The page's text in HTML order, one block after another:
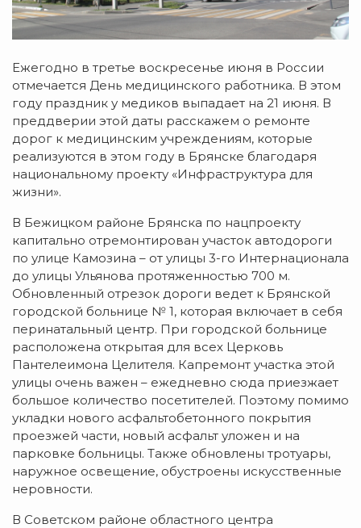
Ежегодно в третье воскресенье июня в России
отмечается День медицинского работника. В этом
году праздник у медиков выпадает на 21 июня. В
преддверии этой даты расскажем о ремонте
дорог к медицинским учреждениям, которые
реализуются в этом году в Брянске благодаря
национальному проекту «Инфраструктура для
жизни».
В Бежицком районе Брянска по нацпроекту
капитально отремонтирован участок автодороги
по улице Камозина – от улицы 3-го Интернационала
до улицы Ульянова протяженностью 700 м.
Обновленный отрезок дороги ведет к Брянской
городской больнице № 1, которая включает в себя
перинатальный центр. При городской больнице
расположена открытая для всех Церковь
Пантелеимона Целителя. Капремонт участка этой
улицы очень важен – ежедневно сюда приезжает
большое количество посетителей. Поэтому помимо
укладки нового асфальтобетонного покрытия
проезжей части, новый асфальт уложен и на
парковке больницы. Также обновлены тротуары,
наружное освещение, обустроены искусственные
неровности.
В Советском районе областного центра